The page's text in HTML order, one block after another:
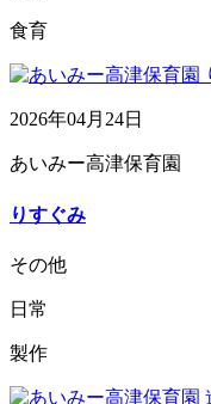
食育
2026年04月24日
あいみー高津保育園
りすぐみ
その他
日常
製作